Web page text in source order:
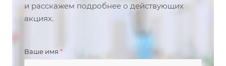
и расскажем подробнее о действующих
акциях.
Ваше имя *